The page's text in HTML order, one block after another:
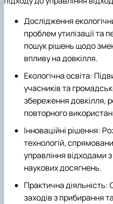
Дослідження
проблем утилізації та
пошук рішень щодо
впливу на довкілля.
Екологічна освіта:
учасників та
збереження довкілля,
повторного
Інноваційні рішення:
технологій,
управління відходами
наукових досягнень.
Практична діяльність:
заходів з прибирання